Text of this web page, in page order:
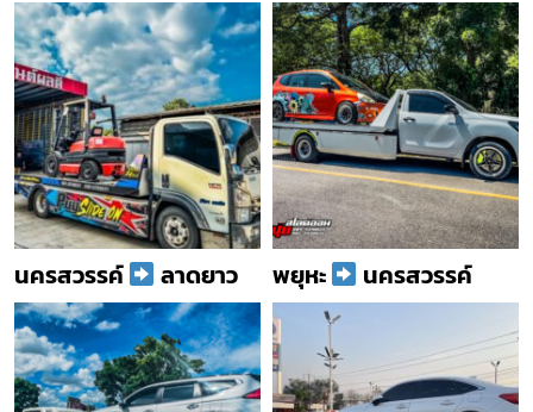
นครสวรรค์ ลาดยาว พยุหะ นครสวรรค์